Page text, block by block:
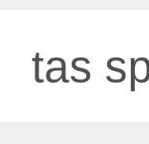
tas